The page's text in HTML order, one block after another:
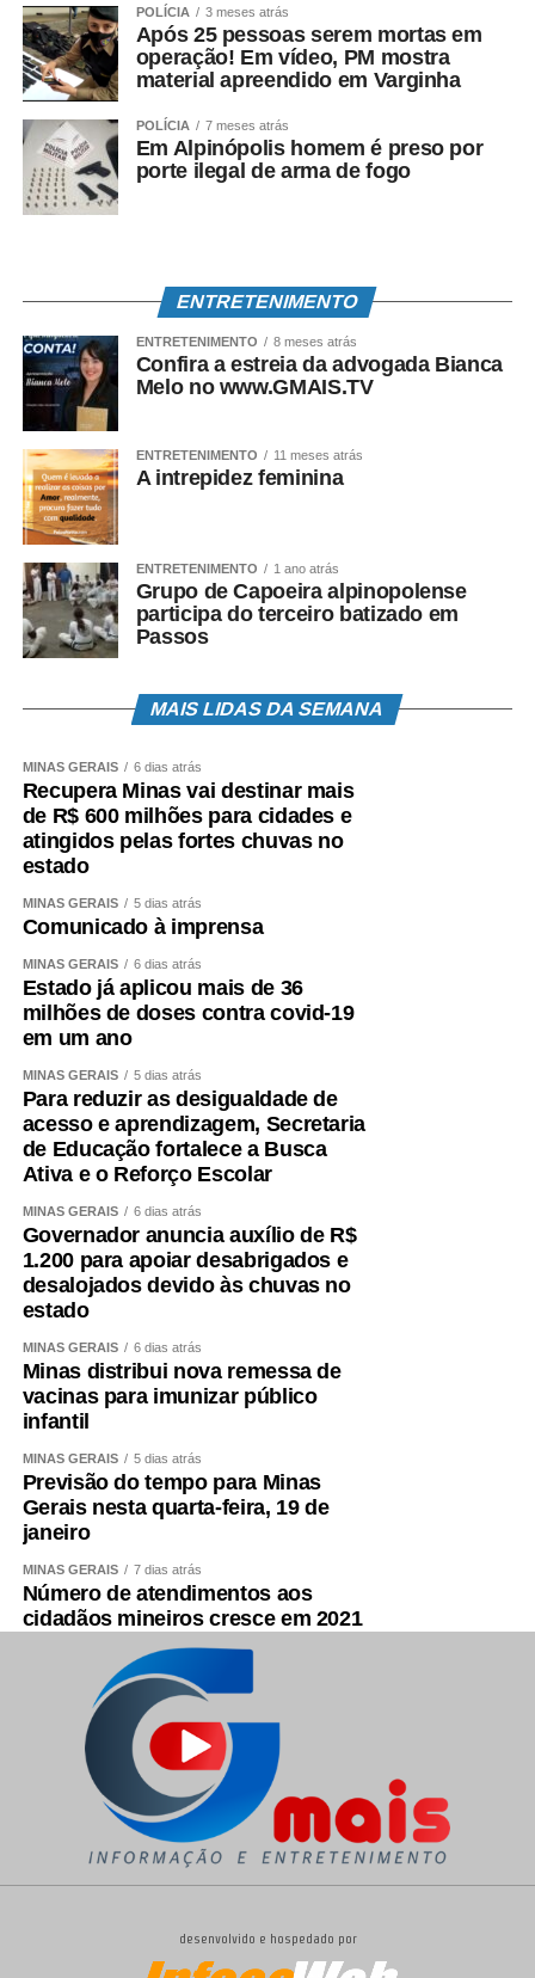
POLÍCIA 3 meses atrás
Após 25 pessoas serem mortas em
operação! Em vídeo, PM mostra
material apreendido em Varginha
POLÍCIA 7 meses atrás
Em Alpinópolis homem é preso por
porte ilegal de arma de fogo
ENTRETENIMENTO
ENTRETENIMENTO 8 meses atrás
Confira a estreia da advogada Bianca
Melo no www.GMAIS.TV
ENTRETENIMENTO 11 meses atrás
A intrepidez feminina
ENTRETENIMENTO 1 ano atrás
Grupo de Capoeira alpinopolense
participa do terceiro batizado em
Passos
MAIS LIDAS DA SEMANA
MINAS GERAIS 6 dias atrás
Recupera Minas vai destinar mais
de R$ 600 milhões para cidades e
atingidos pelas fortes chuvas no
estado
MINAS GERAIS 5 dias atrás
Comunicado à imprensa
MINAS GERAIS 6 dias atrás
Estado já aplicou mais de 36
milhões de doses contra covid-19
em um ano
MINAS GERAIS 5 dias atrás
Para reduzir as desigualdade de
acesso e aprendizagem, Secretaria
de Educação fortalece a Busca
Ativa e o Reforço Escolar
MINAS GERAIS 6 dias atrás
Governador anuncia auxílio de R$
1.200 para apoiar desabrigados e
desalojados devido às chuvas no
estado
MINAS GERAIS 6 dias atrás
Minas distribui nova remessa de
vacinas para imunizar público
infantil
MINAS GERAIS 5 dias atrás
Previsão do tempo para Minas
Gerais nesta quarta-feira, 19 de
janeiro
MINAS GERAIS 7 dias atrás
Número de atendimentos aos
cidadãos mineiros cresce em 2021
desenvolvido e hospedado por